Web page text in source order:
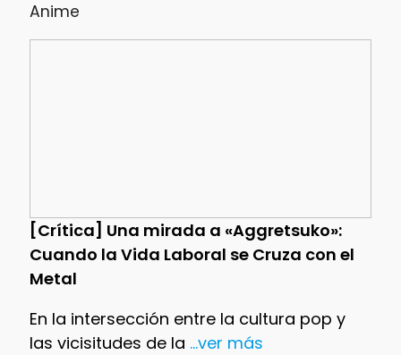
Anime
[Crítica] Una mirada a «Aggretsuko»:
Cuando la Vida Laboral se Cruza con el
Metal
En la intersección entre la cultura pop y
las vicisitudes de la ...ver más